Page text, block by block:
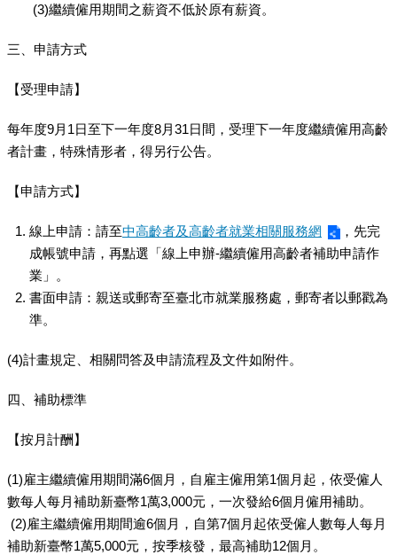
(3)繼續僱用期間之薪資不低於原有薪資。
三、申請方式
【受理申請】
每年度9月1日至下一年度8月31日間，受理下一年度繼續僱用高齡
者計畫，特殊情形者，得另行公告。
【申請方式】
線上申請：請至中高齡者及高齡者就業相關服務網
，先完
成帳號申請，再點選「線上申辦-繼續僱用高齡者補助申請作
業」。
書面申請：親送或郵寄至臺北市就業服務處，郵寄者以郵戳為
準。
(4)計畫規定、相關問答及申請流程及文件如附件。
四、補助標準
【按月計酬】
(1)雇主繼續僱用期間滿6個月，自雇主僱用第1個月起，依受僱人
數每人每月補助新臺幣1萬3,000元，一次發給6個月僱用補助。
(2)雇主繼續僱用期間逾6個月，自第7個月起依受僱人數每人每月
補助新臺幣1萬5,000元，按季核發，最高補助12個月。